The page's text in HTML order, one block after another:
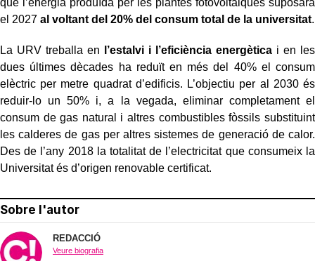
el 2027 al voltant del 20% del consum total de la universitat.
La URV treballa en l’estalvi i l’eficiència energèticai en les
dues últimes dècades ha reduït en més del 40% el consum
elèctric per metre quadrat d’edificis. L’objectiu per al 2030 és
reduir-lo un 50% i, a la vegada, eliminar completament el
consum de gas natural i altres combustibles fòssils substituint
les calderes de gas per altres sistemes de generació de calor.
Des de l’any 2018 la totalitat de l’electricitat que consumeix la
Universitat és d’origen renovable certificat.
Sobre l'autor
REDACCIÓ
Veure biografia